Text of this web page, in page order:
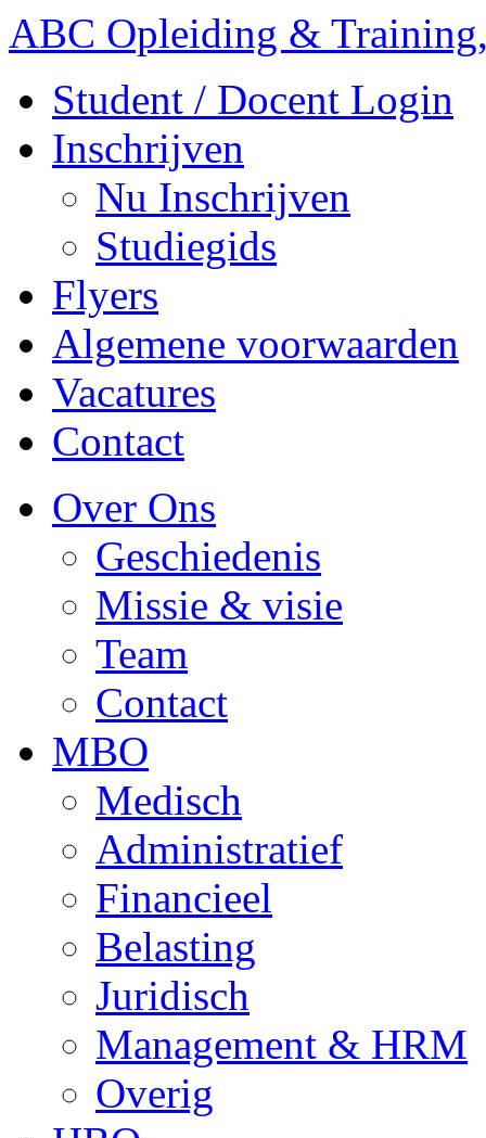
ABC Opleiding &
Student / Docent Login
Inschrijven
Nu Inschrijven
Studiegids
Flyers
Algemene voorwaarden
Vacatures
Contact
Over Ons
Geschiedenis
Missie & visie
Team
Contact
MBO
Medisch
Administratief
Financieel
Belasting
Juridisch
Management & HRM
Overig